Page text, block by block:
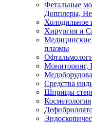
Фетальные
Допплеры,
Холодильное
Хирургия и
Медицинские
плазмы
Мониторинг,
Средства
Шприцы
Косметология